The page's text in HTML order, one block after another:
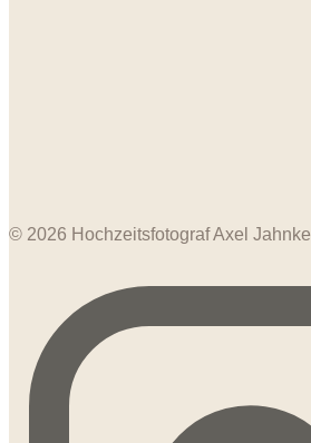
© 2026 Hochzeitsfotograf Axel Jahnke